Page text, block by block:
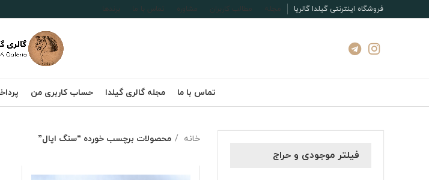
فروشگاه اینترنتی گیلدا گالریا مجله مطالب کاربران مشاوره تماس با ما برندها
تماس با ما مجله گالری گیلدا حساب کاربری من
فیلتر موجودی و حراج
خانه محصولات برچسب خورده “سنگ اپال”